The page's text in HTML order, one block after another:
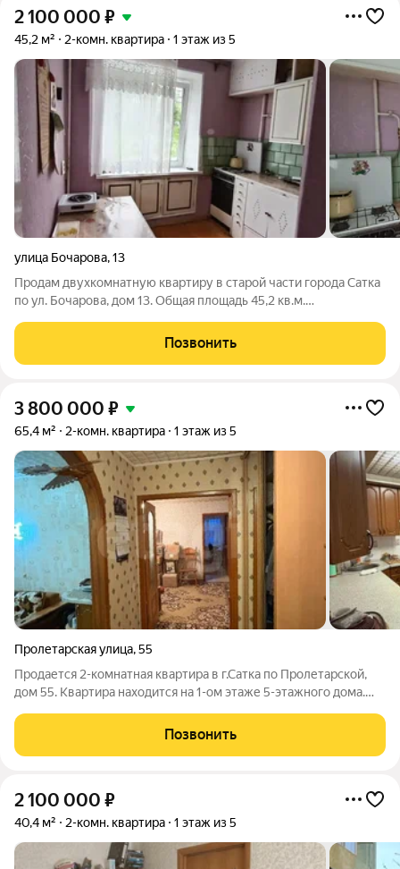
2 100 000 ₽
45,2 м² 2-комн. квартира 1 этаж из 5
улица Бочарова,13
Продам двухкомнатную квартиру в старой части города Сатка
по ул. Бочарова, дом 13. Общая площадь 45,2 кв.м.
не угловая, теплая. Окна выходят на две стороны. В квартире
установлены евроокна. Окна
Позвонить
3 800 000 ₽
65,4 м² 2-комн. квартира 1 этаж из 5
Пролетарская улица,55
Продается 2-комнатная квартира в г.Сатка по Пролетарской,
дом 55. Квартира находится на 1-ом этаже 5-этажного дома.
кв.м. Балкон застеклен пластиковыми европакетами. Комнаты
смежные. Санузел
Позвонить
2 100 000 ₽
40,4 м² 2-комн. квартира 1 этаж из 5